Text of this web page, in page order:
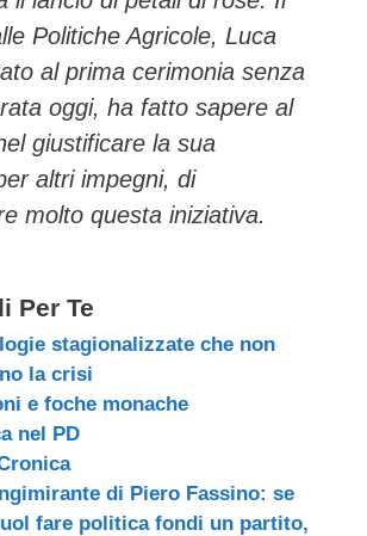
Politiche Agricole, Luca
al prima cerimonia senza
oggi, ha fatto sapere al
giustificare la sua
altri impegni, di
molto questa iniziativa.
Per Te
stagionalizzate che non
la crisi
e foche monache
nel PD
di Piero Fassino: se
fare politica fondi un partito,